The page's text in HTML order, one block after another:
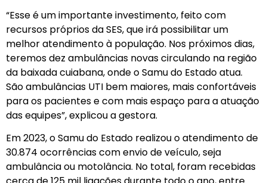
“Esse é um importante investimento, feito com
recursos próprios da SES, que irá possibilitar um
melhor atendimento à população. Nos próximos dias,
teremos dez ambulâncias novas circulando na região
da baixada cuiabana, onde o Samu do Estado atua.
São ambulâncias UTI bem maiores, mais confortáveis
para os pacientes e com mais espaço para a atuação
das equipes”, explicou a gestora.
Em 2023, o Samu do Estado realizou o atendimento de
30.874 ocorrências com envio de veículo, seja
ambulância ou motolância. No total, foram recebidas